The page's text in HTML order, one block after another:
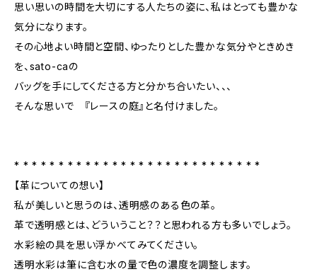
思い思いの時間を大切にする人たちの姿に、私はとっても豊かな
気分になります。
その心地よい時間と空間、ゆったりとした豊かな気分やときめき
を、sato-caの
バッグを手にしてくださる方と分かち合いたい、、、
そんな思いで 『レースの庭』と名付けました。
* * * * * * * * * * * * * * * * * * * * * * * * * * * *
【革についての想い】
私が美しいと思うのは、透明感のある色の革。
革で透明感とは、どういうこと？？と思われる方も多いでしょう。
水彩絵の具を思い浮かべてみてください。
透明水彩は筆に含む水の量で色の濃度を調整します。